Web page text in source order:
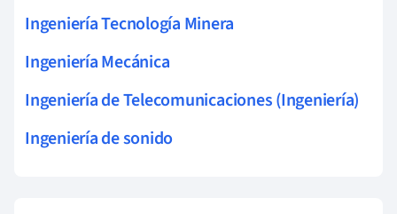
Ingeniería Tecnología Minera
Ingeniería Mecánica
Ingeniería de Telecomunicaciones (Ingeniería)
Ingeniería de sonido